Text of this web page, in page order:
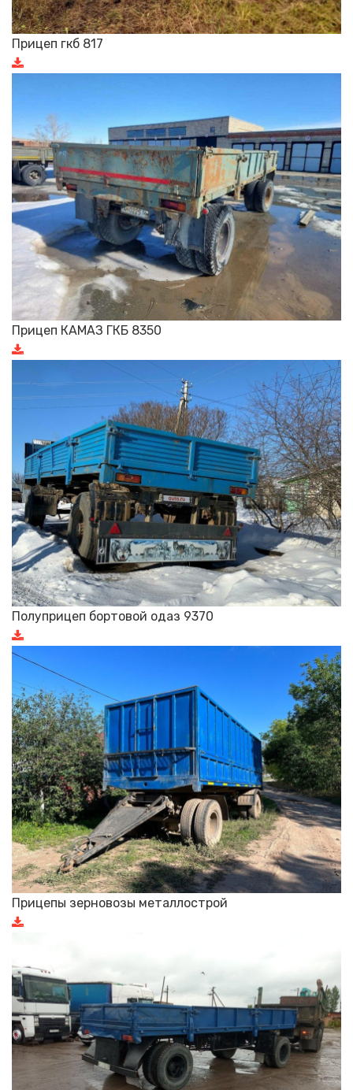
Прицеп гкб 817
Прицеп КАМАЗ ГКБ 8350
Полуприцеп бортовой одаз 9370
Прицепы зерновозы металлострой